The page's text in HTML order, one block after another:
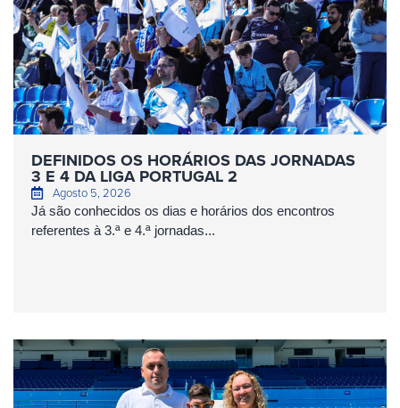
DEFINIDOS OS HORÁRIOS DAS JORNADAS
3 E 4 DA LIGA PORTUGAL 2
Agosto 5, 2026
Já são conhecidos os dias e horários dos encontros
referentes à 3.ª e 4.ª jornadas...